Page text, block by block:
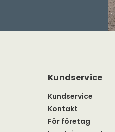
Kundservice
Kundservice
Kontakt
För företag